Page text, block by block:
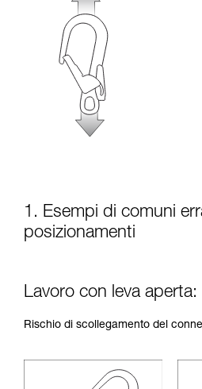
capire queste ulteriori
La padronanza di queste
formazione ed un
Verificate con un
capacità di rifare la
sicurezza, prima di
Forniamo esempi di
attività. Ne possono
vengono qui descritte.
1. Esempi di comuni
posizionamenti
Lavoro con leva aperta:
Rischio di scollegamento del